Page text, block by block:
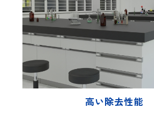
高い除去性能